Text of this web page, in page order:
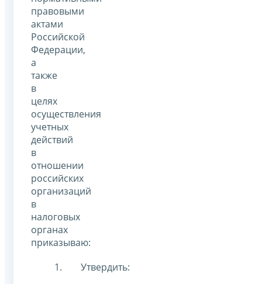
правовыми
актами
Российской
Федерации,
а
также
в
целях
осуществления
учетных
действий
в
отношении
российских
организаций
в
налоговых
органах
приказываю:
Утвердить: